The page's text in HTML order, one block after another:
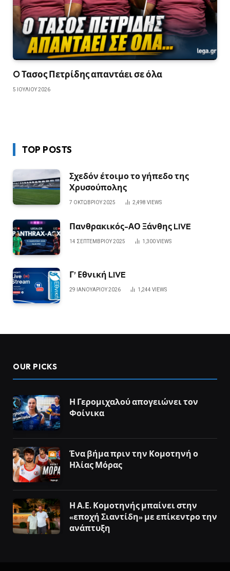
O Τασος Πετρίδης απαντάει σε όλα
5 ΙΟΥΛΊΟΥ 2026
TOP POSTS
Σχεδόν έτοιμο το γήπεδο της
Χρυσούπολης
7 ΟΚΤΩΒΡΊΟΥ 2025 2,498 VIEWS
Πανθρακικός-ΑΟ Ξάνθης LIVE
14 ΣΕΠΤΕΜΒΡΊΟΥ 2025 1,300VIEWS
Γ’ Εθνική LIVE
29 ΙΑΝΟΥΑΡΊΟΥ 2026 1,244 VIEWS
OUR PICKS
Η Γερομιχαλού απογειώνει τον
Φοίνικα
Ένα βήμα πριν την Κομοτηνή ο
Ηλίας Μόρας
Η Α.Ε. Κομοτηνής μπαίνει στην
«εποχή Σιαντίδη» με επίκεντρο την
ανάπτυξη